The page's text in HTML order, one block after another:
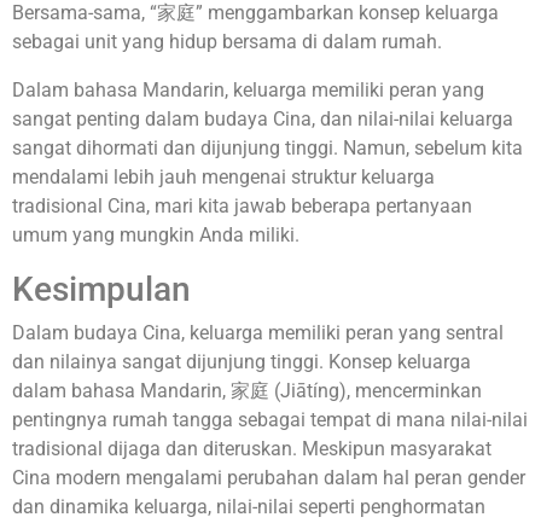
Bersama-sama, “家庭” menggambarkan konsep keluarga
sebagai unit yang hidup bersama di dalam rumah.
Dalam bahasa Mandarin, keluarga memiliki peran yang
sangat penting dalam budaya Cina, dan nilai-nilai keluarga
sangat dihormati dan dijunjung tinggi. Namun, sebelum kita
mendalami lebih jauh mengenai struktur keluarga
tradisional Cina, mari kita jawab beberapa pertanyaan
umum yang mungkin Anda miliki.
Kesimpulan
Dalam budaya Cina, keluarga memiliki peran yang sentral
dan nilainya sangat dijunjung tinggi. Konsep keluarga
dalam bahasa Mandarin, 家庭 (Jiātíng), mencerminkan
pentingnya rumah tangga sebagai tempat di mana nilai-nilai
tradisional dijaga dan diteruskan. Meskipun masyarakat
Cina modern mengalami perubahan dalam hal peran gender
dan dinamika keluarga, nilai-nilai seperti penghormatan